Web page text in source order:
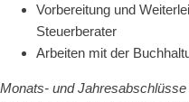
Vorbereitung und
Steuerberater
Arbeiten mit der
Monats- und